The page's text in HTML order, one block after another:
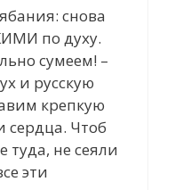
снова
по духу.
сумеем! –
и русскую
крепкую
Чтоб
не сеяли
эти